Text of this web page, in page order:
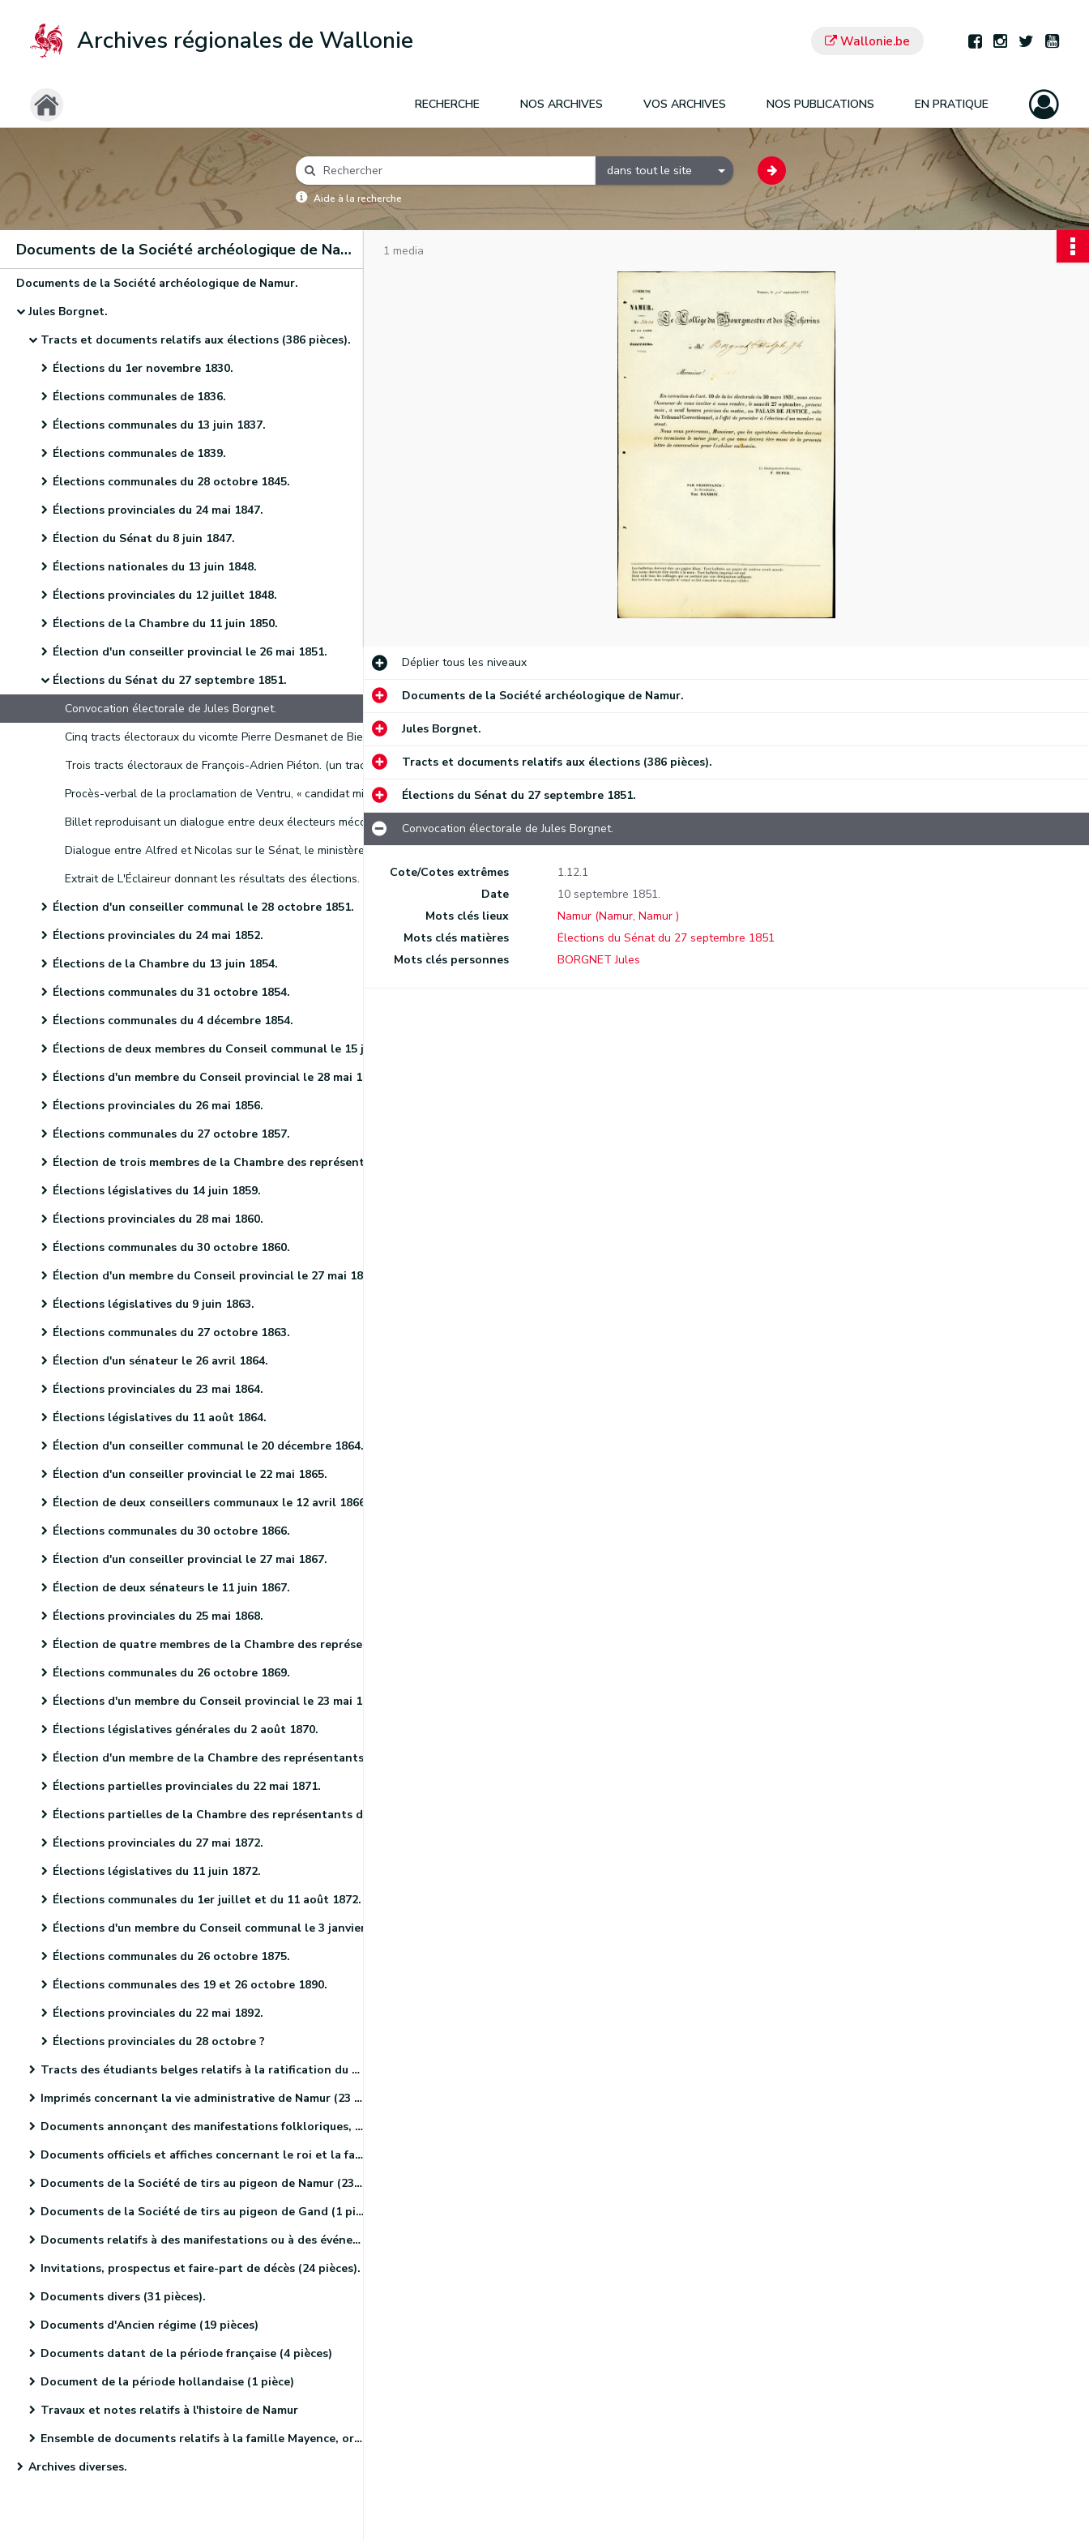
Archives régionales de Wallonie Wallonie.be
RECHERCHE NOS ARCHIVES VOS ARCHIVES NOS PUBLICATIONS EN PRATIQUE
dans tout le site
Aide à la recherche
Documents de la Société archéologique de Namur
Documents de la Société archéologique de Namur.
Jules Borgnet.
Tracts et documents relatifs aux élections (386 pièces).
Élections du 1er novembre 1830.
Élections communales de 1836.
Élections communales du 13 juin 1837.
Élections communales de 1839.
Élections communales du 28 octobre 1845.
Élections provinciales du 24 mai 1847.
Élection du Sénat du 8 juin 1847.
Élections nationales du 13 juin 1848.
Élections provinciales du 12 juillet 1848.
Élections de la Chambre du 11 juin 1850.
Élection d'un conseiller provincial le 26 mai 1851.
Élections du Sénat du 27 septembre 1851.
Convocation électorale de Jules Borgnet.
Cinq tracts électoraux du vicomte Pierre Desmanet de Biesme. (un tract date du 15 septembre 1851 ; les autres ne sont pas datés)
Trois tracts électoraux de François-Adrien Piéton. (un tract date 20 septembre 1851 ; les autres ne sont pas datés)
Procès-verbal de la proclamation de Ventru, « candidat ministériel ».
Billet reproduisant un dialogue entre deux électeurs mécontents des hommes politiques.
Dialogue entre Alfred et Nicolas sur le Sénat, le ministère et l'impôt.
Extrait de L'Éclaireur donnant les résultats des élections.
Élection d'un conseiller communal le 28 octobre 1851.
Élections provinciales du 24 mai 1852.
Élections de la Chambre du 13 juin 1854.
Élections communales du 31 octobre 1854.
Élections communales du 4 décembre 1854.
Élections de deux membres du Conseil communal le 15 janvier 1855.
Élections d'un membre du Conseil provincial le 28 mai 1855.
Élections provinciales du 26 mai 1856.
Élections communales du 27 octobre 1857.
Élection de trois membres de la Chambre des représentants le 10 décembre 1857.
Élections législatives du 14 juin 1859.
Élections provinciales du 28 mai 1860.
Élections communales du 30 octobre 1860.
Élection d'un membre du Conseil provincial le 27 mai 1861.
Élections législatives du 9 juin 1863.
Élections communales du 27 octobre 1863.
Élection d'un sénateur le 26 avril 1864.
Élections provinciales du 23 mai 1864.
Élections législatives du 11 août 1864.
Élection d'un conseiller communal le 20 décembre 1864.
Élection d'un conseiller provincial le 22 mai 1865.
Élection de deux conseillers communaux le 12 avril 1866.
Élections communales du 30 octobre 1866.
Élection d'un conseiller provincial le 27 mai 1867.
Élection de deux sénateurs le 11 juin 1867.
Élections provinciales du 25 mai 1868.
Élection de quatre membres de la Chambre des représentants le 9 juin 1868.
Élections communales du 26 octobre 1869.
Élections d'un membre du Conseil provincial le 23 mai 1870.
Élections législatives générales du 2 août 1870.
Élection d'un membre de la Chambre des représentants le 29 septembre 1870.
Élections partielles provinciales du 22 mai 1871.
Élections partielles de la Chambre des représentants du 27 décembre 1871.
Élections provinciales du 27 mai 1872.
Élections législatives du 11 juin 1872.
Élections communales du 1er juillet et du 11 août 1872.
Élections d'un membre du Conseil communal le 3 janvier 1873.
Élections communales du 26 octobre 1875.
Élections communales des 19 et 26 octobre 1890.
Élections provinciales du 22 mai 1892.
Élections provinciales du 28 octobre ?
Tracts des étudiants belges relatifs à la ratification du Traité des XXIV articles (4 pièces).
Imprimés concernant la vie administrative de Namur (23 pièces).
Documents annonçant des manifestations folkloriques, culturelles et sportives. (46 pièces)
Documents officiels et affiches concernant le roi et la famille royale (18 pièces)
Documents de la Société de tirs au pigeon de Namur (23 pièces)
Documents de la Société de tirs au pigeon de Gand (1 pièce).
Documents relatifs à des manifestations ou à des événements religieux (41 pièces)
Invitations, prospectus et faire-part de décès (24 pièces).
Documents divers (31 pièces).
Documents d'Ancien régime (19 pièces)
Documents datant de la période française (4 pièces)
Document de la période hollandaise (1 pièce)
Travaux et notes relatifs à l'histoire de Namur
Ensemble de documents relatifs à la famille Mayence, originaire de Metz (4 pièces)
Archives diverses.
1 media
Dépliertous les niveaux
Documents de la Société archéologique de Namur.
Jules Borgnet.
Tracts et documents relatifs aux élections (386 pièces).
Élections du Sénat du 27 septembre 1851.
Convocation électorale de Jules Borgnet.
Cote/Cotes extrêmes
1.12.1
Date
10 septembre 1851.
Mots clés lieux
Namur (Namur, Namur )
Mots clés matières
Élections du Sénat du 27 septembre 1851
Mots clés personnes
BORGNET Jules